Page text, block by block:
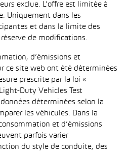
exclue. L’offre est limitée à
Uniquement dans les
et dans la limite des
de modifications.
d’émissions et
ce site web ont été déterminées
prescrite par la loi «
Duty Vehicles Test
données déterminées selon la
les véhicules. Dans la
et d’émissions
parfois varier
du style de conduite, des